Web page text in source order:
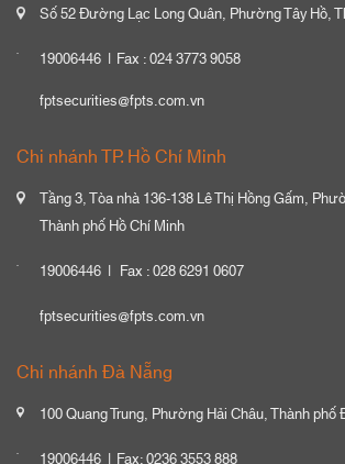
Số 52 Đường Lạc Long Quân, Phường Tây Hồ,
19006446
Fax : 024 3773 9058
fptsecurities@fpts.com.vn
Chi nhánh TP. Hồ Chí Minh
Tầng 3, Tòa nhà 136-138 Lê Thị Hồng Gấm,
Thành phố Hồ Chí Minh
19006446
Fax : 028 6291 0607
fptsecurities@fpts.com.vn
Chi nhánh Đà Nẵng
100 Quang Trung, Phường Hải Châu, Thành phố